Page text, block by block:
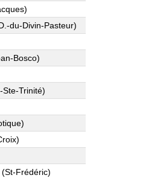
du-Divin-Pasteur)
Bosco)
Ste-Trinité)
Frédéric)